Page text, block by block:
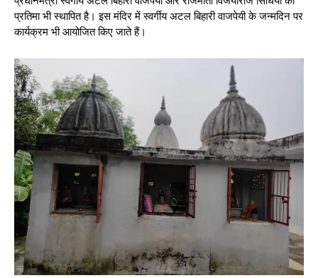
प्रतिमा भी स्थापित है। इस मंदिर में स्वर्गीय अटल बिहारी वाजपेयी के जन्मदिन पर
कार्यक्रम भी आयोजित किए जाते हैं।